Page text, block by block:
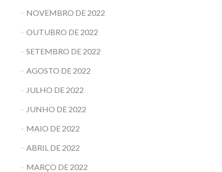
NOVEMBRO DE 2022
OUTUBRO DE 2022
SETEMBRO DE 2022
AGOSTO DE 2022
JULHO DE 2022
JUNHO DE 2022
MAIO DE 2022
ABRIL DE 2022
MARÇO DE 2022